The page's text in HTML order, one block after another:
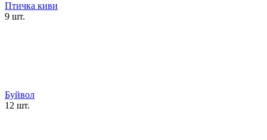
Птичка киви
9 шт.
Буйвол
12 шт.